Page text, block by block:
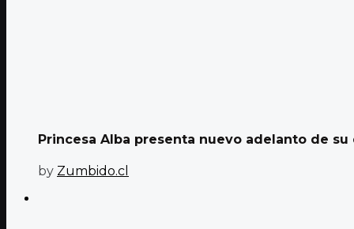
Princesa Alba presenta nuevo adelanto de
by Zumbido.cl